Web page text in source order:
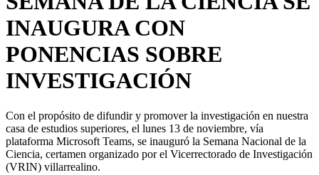
INAUGURA CON
PONENCIAS SOBRE
INVESTIGACIÓN
Con el propósito de difundir y promover la investigación en nuestra
casa de estudios superiores, el lunes 13 de noviembre, vía
plataforma Microsoft Teams, se inauguró la Semana Nacional de la
Ciencia, certamen organizado por el Vicerrectorado de Investigación
(VRIN) villarrealino.